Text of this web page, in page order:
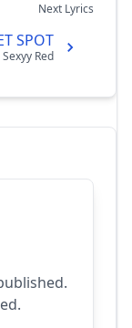
Next Lyrics
SPOT
Red